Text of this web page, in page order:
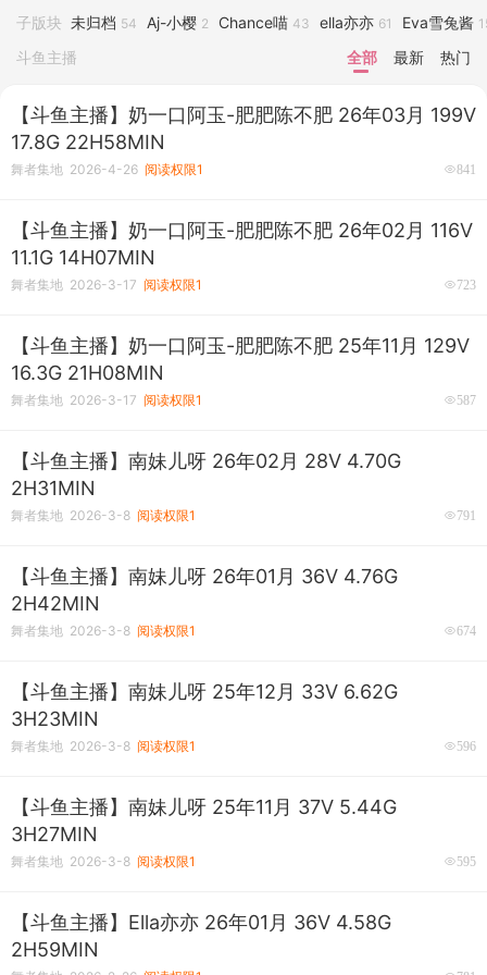
子版块 未归档 54 Aj-小樱 2 Chance喵 43 ella亦亦 61 Eva雪兔酱
斗鱼主播 热门
最新
全部
【斗鱼主播】奶一口阿玉-肥肥陈不肥 26年03月 199V
17.8G 22H58MIN
舞者集地 2026-4-26 阅读权限1 841
【斗鱼主播】奶一口阿玉-肥肥陈不肥 26年02月 116V
11.1G 14H07MIN
舞者集地 2026-3-17 阅读权限1 723
【斗鱼主播】奶一口阿玉-肥肥陈不肥 25年11月 129V
16.3G 21H08MIN
舞者集地 2026-3-17 阅读权限1 587
【斗鱼主播】南妹儿呀 26年02月 28V 4.70G
2H31MIN
舞者集地 2026-3-8 阅读权限1 791
【斗鱼主播】南妹儿呀 26年01月 36V 4.76G
2H42MIN
舞者集地 2026-3-8 阅读权限1 674
【斗鱼主播】南妹儿呀 25年12月 33V 6.62G
3H23MIN
舞者集地 2026-3-8 阅读权限1 596
【斗鱼主播】南妹儿呀 25年11月 37V 5.44G
3H27MIN
舞者集地 2026-3-8 阅读权限1 595
【斗鱼主播】ella亦亦 26年01月 36V 4.58G
2H59MIN